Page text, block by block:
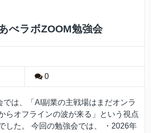
べラボZOOM勉強会
0
では、「AI副業の主戦場はまだオンラ
らオフラインの波が来る」という視点
した。 今回の勉強会では、 ・2026年